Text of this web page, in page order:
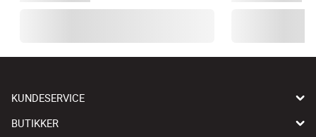
KUNDESERVICE
BUTIKKER